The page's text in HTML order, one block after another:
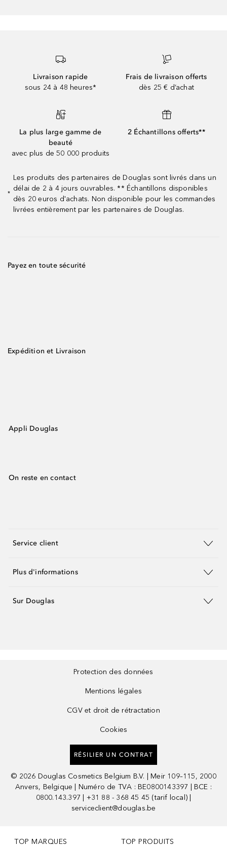
Livraison rapide
sous 24 à 48 heures*
Frais de livraison offerts
dès 25 € d’achat
La plus large gamme de
beauté
avec plus de 50 000 produits
2 Échantillons offerts**
*
Les produits des partenaires de Douglas sont livrés dans un
délai de 2 à 4 jours ouvrables. ** Échantillons disponibles
dès 20 euros d'achats. Non disponible pour les commandes
livrées entièrement par les partenaires de Douglas.
Payez en toute sécurité
Expédition et Livraison
Appli Douglas
On reste en contact
Service client
Plus d'informations
Sur Douglas
Protection des données
Mentions légales
CGV et droit de rétractation
Cookies
RÉSILIER UN CONTRAT
© 2026 Douglas Cosmetics Belgium B.V. | Meir 109–115, 2000
Anvers, Belgique | Numéro de TVA : BE0800143397 | BCE :
0800.143.397 | +31 88 - 368 45 45 (tarif local) |
serviceclient@douglas.be
TOP MARQUES TOP PRODUITS